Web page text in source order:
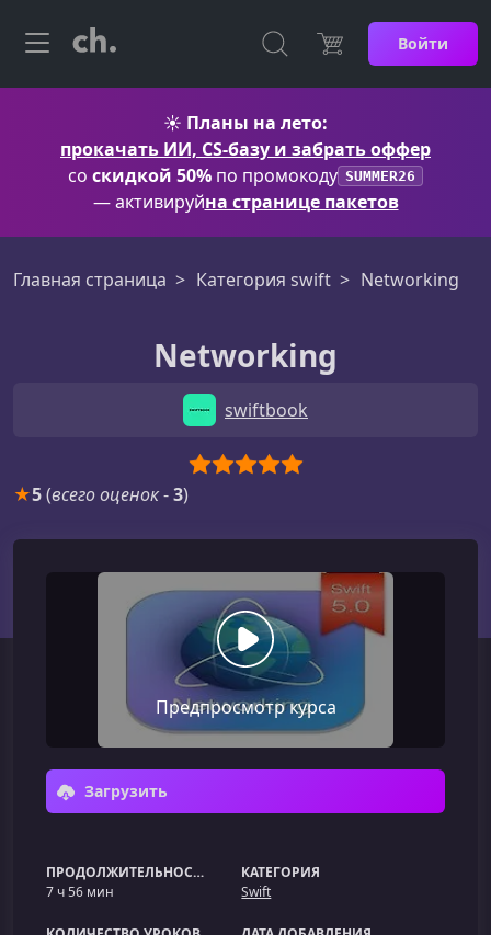
Войти
☀️ Планы на лето:
прокачать ИИ, CS-базу и забрать оффер
со скидкой 50% по промокоду SUMMER26
— активируйна странице пакетов
Главная страница Категория swift Networking
Networking
swiftbook
★5(всего оценок-3)
Предпросмотр курса
Загрузить
ПРОДОЛЖИТЕЛЬНОСТЬ
7 ч 56 мин
КАТЕГОРИЯ
Swift